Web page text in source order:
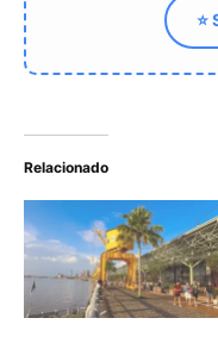
⭐
Relacionado